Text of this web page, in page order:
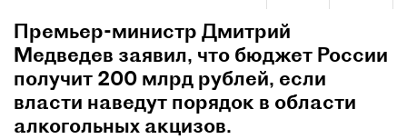
Премьер-министр Дмитрий
Медведев заявил, что бюджет России
получит 200 млрд рублей, если
власти наведут порядок в области
алкогольных акцизов.